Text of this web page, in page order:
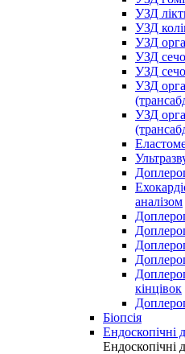
УЗД
УЗД
УЗД
УЗД
УЗД
УЗД
УЗД
аналізом
кінцівок
Біопсія
Ендоскопічні
Ендоскопічні